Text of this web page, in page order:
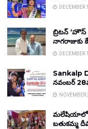
DECEMBER
బ్రిటన్ ‘హౌస్
నాగరాజుకు
DECEMBER
Sankalp
నవంబర్
NOVEMBER
మలేషియాలో
బతుకమ్మ